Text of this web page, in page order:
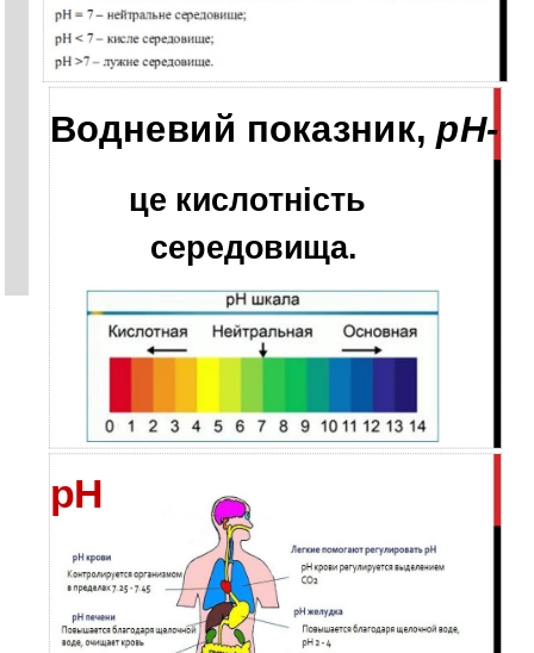
Водневий показник,pH-
це кислотність
середовища.
рН